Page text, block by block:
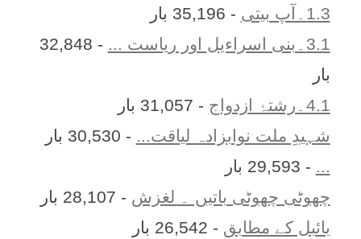
1.3۔آپ بیتی
- 35,196 بار
3.1۔بنی اسراءیل اور ریاست ...
- 32,848
بار
4.1۔رشتۂ ازدواج
- 31,057 بار
شہیدِ ملت نوابزادہ لیاقت... - 30,530 بار
... - 29,593 بار
چھوٹی چھوٹی باتیں ۔ لغزش - 28,107 بار
بائبل کے مطابق - 26,542 بار